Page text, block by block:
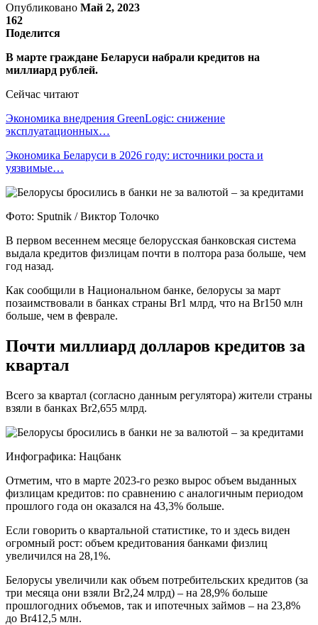
Опубликовано Май 2, 2023
162
Поделится
В марте граждане Беларуси набрали кредитов на
миллиард рублей.
Сейчас читают
Экономика внедрения GreenLogic: снижение
эксплуатационных…
Экономика Беларуси в 2026 году: источники роста и
уязвимые…
Фото: Sputnik / Виктор Толочко
В первом весеннем месяце белорусская банковская система
выдала кредитов физлицам почти в полтора раза больше, чем
год назад.
Как сообщили в Национальном банке, белорусы за март
позаимствовали в банках страны Br1 млрд, что на Br150 млн
больше, чем в феврале.
Почти миллиард долларов кредитов за
квартал
Всего за квартал (согласно данным регулятора) жители страны
взяли в банках Br2,655 млрд.
Инфографика: Нацбанк
Отметим, что в марте 2023-го резко вырос объем выданных
физлицам кредитов: по сравнению с аналогичным периодом
прошлого года он оказался на 43,3% больше.
Если говорить о квартальной статистике, то и здесь виден
огромный рост: объем кредитования банками физлиц
увеличился на 28,1%.
Белорусы увеличили как объем потребительских кредитов (за
три месяца они взяли Br2,24 млрд) – на 28,9% больше
прошлогодних объемов, так и ипотечных займов – на 23,8%
до Br412,5 млн.